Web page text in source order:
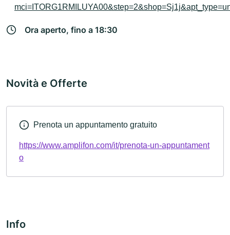
Ora aperto, fino a 18:30
Novità e Offerte
Prenota un appuntamento gratuito
https://www.amplifon.com/it/prenota-un-appuntament
o
Info